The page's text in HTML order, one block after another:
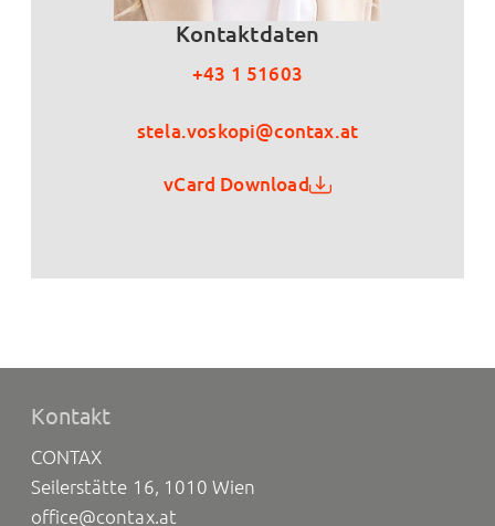
Kontaktdaten
+43 1 51603
stela.voskopi@contax.at
vCard Download
Kontakt
CONTAX
Seilerstätte 16, 1010 Wien
office@contax.at